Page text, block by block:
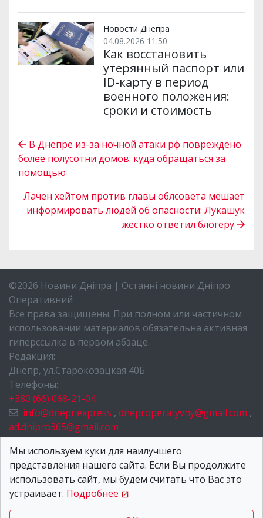
Новости Днепра
04.08.2026 11:50
Как восстановить
утерянный паспорт или
ID-карту в период
военного положения:
сроки и стоимость
В Днепре из-за ночной атаки рф повреждено
более полусотни домов: куда обращаться за
помощью
Лачен хейтом против главы облсовета мешает
информировать людей об опасности: Лукашук
жестко ответил блогеру
©2026 Новини Дніпра | Останні новини Дніпро
Оперативний
Все права защищены. При полном или частичном
использовании материалов обязательна активная
гиперссылка в первом абзаце.
Редакция:
Днепр, ул.Старокозацкая 40Б
Телефоны:
+380 (66) 068-21-04
info@dnepr.express , dneproperatyvny@gmail.com ,
ad.dnipro365@gmail.com
НОВОСТИ ДНЕПРА
О НАС
КОНТАКТЫ
Мы используем куки для наилучшего
представления нашего сайта. Если Вы продолжите
использовать сайт, мы будем считать что Вас это
устраивает. Подробнее